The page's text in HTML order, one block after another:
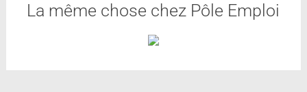
La même chose chez Pôle Emploi